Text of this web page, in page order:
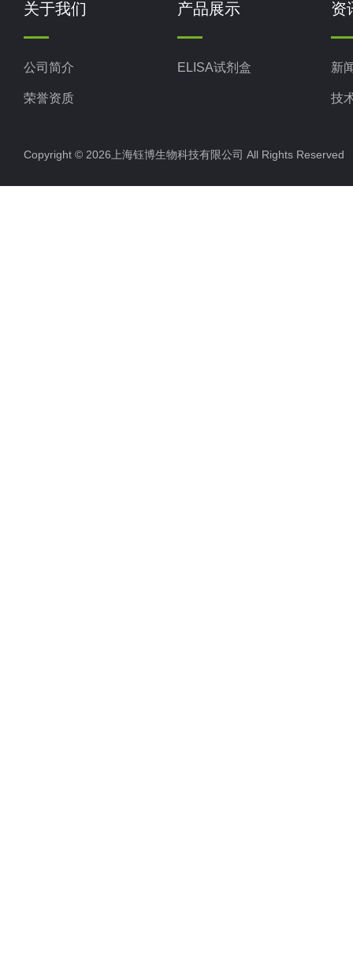
关于我们
公司简介
荣誉资质
产品展示
ELISA试剂盒
资
新
技
Copyright © 2026上海钰博生物科技有限公司 All Rights